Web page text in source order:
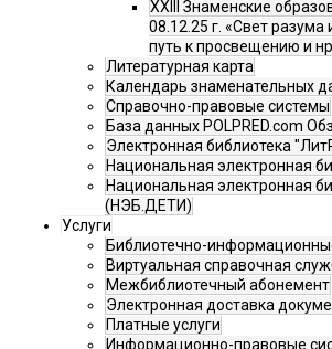
XXIII Знаменские
08.12.25 г. «Свет разума
путь к просвещению и
Литературная карта
Календарь знаменательных
Справочно-правовые системы
База данных POLPRED.com
Электронная библиотека
Национальная электронная
Национальная электронная
(НЭБ.ДЕТИ)
Услуги
Библиотечно-
Виртуальная справочная
Межбиблиотечный абонемент
Электронная доставка
Платные услуги
Информационно-правовые